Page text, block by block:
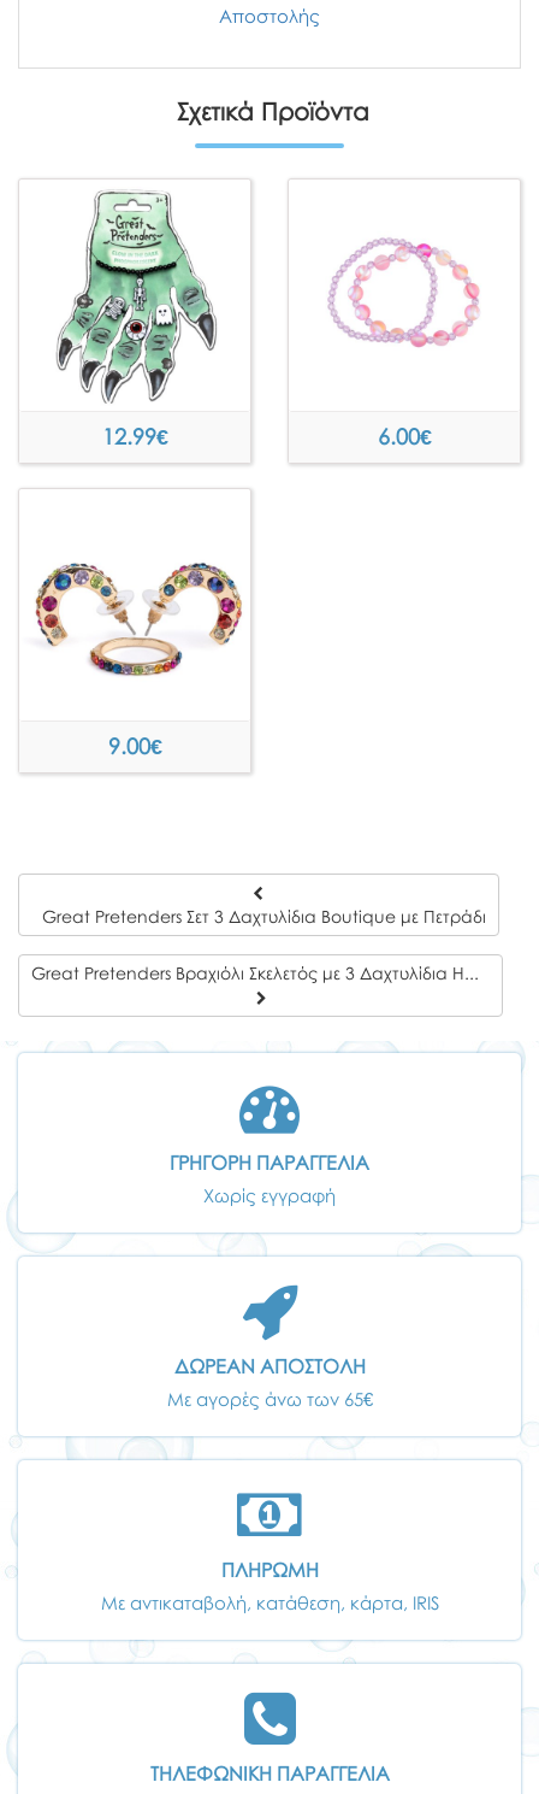
Αποστολής
Σχετικά Προϊόντα
12.99€ 6.00€
9.00€
Great Pretenders Σετ 3 Δαχτυλίδια Boutique με Πετράδι
Great Pretenders Βραχιόλι Σκελετός με 3 Δαχτυλίδια Halloween
ΓΡΗΓΟΡΗ ΠΑΡΑΓΓΕΛΙΑ
Χωρίς εγγραφή
ΔΩΡΕΑΝ ΑΠΟΣΤΟΛΗ
Με αγορές άνω των 65€
ΠΛΗΡΩΜΗ
Με αντικαταβολή, κατάθεση, κάρτα, IRIS
ΤΗΛΕΦΩΝΙΚΗ ΠΑΡΑΓΓΕΛΙΑ